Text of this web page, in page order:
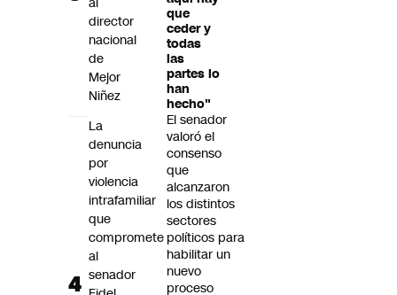
que
ceder y
todas
las
partes lo
han
hecho"
El senador
valoró el
consenso
que
alcanzaron
los distintos
sectores
políticos para
habilitar un
nuevo
proceso
director
nacional
de
Mejor
Niñez
La
denuncia
por
violencia
intrafamiliar
que
compromete
al
senador